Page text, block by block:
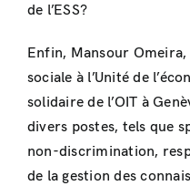
de l’ESS?
Enfin, Mansour Omeira,
sociale à l’Unité de
solidaire de l’OIT à
divers postes, tels que
non-discrimination,
de la gestion des